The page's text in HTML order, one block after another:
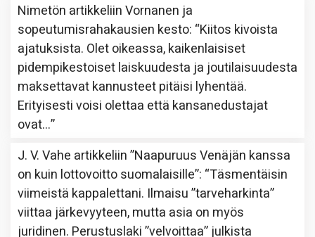
Nimetön artikkeliinVornanen ja
sopeutumisrahakausien kesto: “Kiitos kivoista
ajatuksista. Olet oikeassa, kaikenlaisiset
pidempikestoiset laiskuudesta ja joutilaisuudesta
maksettavat kannusteet pitäisi lyhentää.
Erityisesti voisi olettaa että kansanedustajat
ovat…”
J. V. Vahe artikkeliin”Naapuruus Venäjän kanssa
on kuin lottovoitto suomalaisille”: “Täsmentäisin
viimeistä kappalettani. Ilmaisu ”tarveharkinta”
viittaa järkevyyteen, mutta asia on myös
juridinen. Perustuslaki ”velvoittaa” julkista